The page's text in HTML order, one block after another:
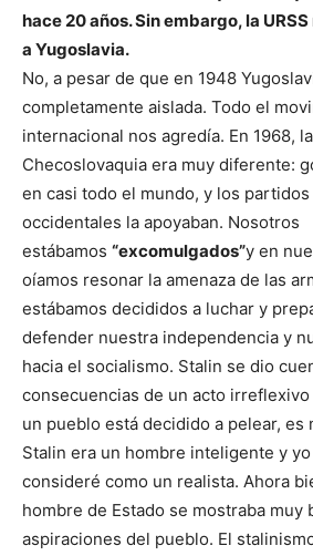
hace 20 años. Sin embargo, la
a Yugoslavia.
No, a pesar de que en 1948
completamente aislada. Todo el
internacional nos agredía. En 1968,
Checoslovaquia era muy diferente:
en casi todo el mundo, y los
occidentales la apoyaban. Nosotros
estábamos “excomulgados”y en
oíamos resonar la amenaza de las
estábamos decididos a luchar y
defender nuestra independencia y
hacia el socialismo. Stalin se dio
consecuencias de un acto
un pueblo está decidido a pelear,
Stalin era un hombre inteligente y
consideré como un realista. Ahora
hombre de Estado se mostraba muy
aspiraciones del pueblo. El